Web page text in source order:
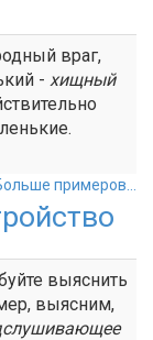
враг,
- хищный
примеров...
выяснить
выясним,